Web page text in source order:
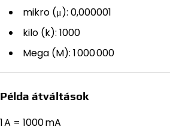
mikro (μ): 0,000001
kilo (k): 1000
Mega (M): 1 000 000
Példa átváltások
1 A = 1000 mA